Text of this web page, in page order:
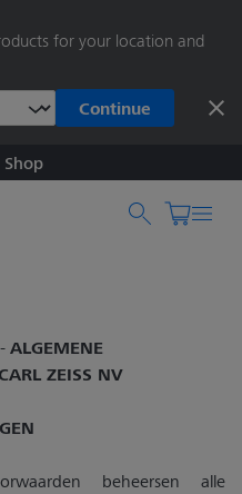
for your location and
Continue
ALGEMENE
ZEISS NV
beheersen alle